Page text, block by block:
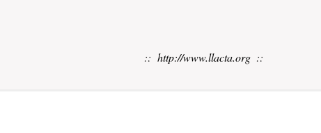
:: http://www.llacta.org ::